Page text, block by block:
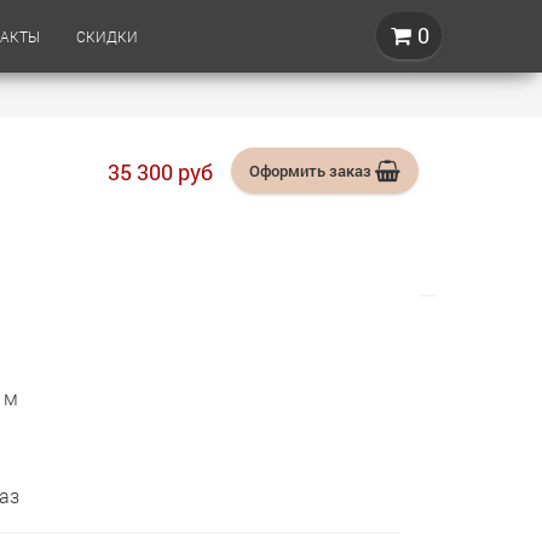
СКИДКИ 0
Оформитьзаказ
35 300 руб
м